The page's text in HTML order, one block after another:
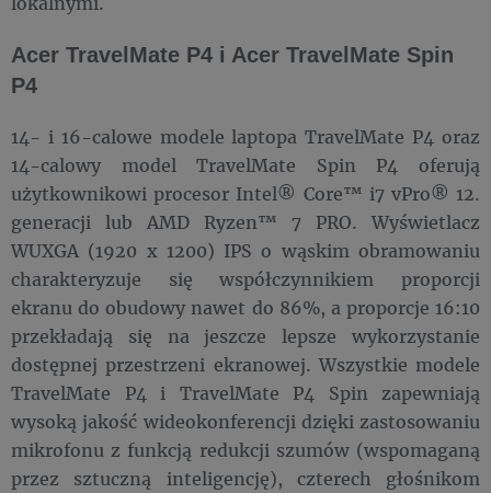
Acer TravelMate P4 i Acer TravelMate Spin
P4
14- i 16-calowe modele laptopa TravelMate P4 oraz
14-calowy model TravelMate Spin P4 oferują
użytkownikowi procesor Intel® Core™ i7 vPro® 12.
generacji lub AMD Ryzen™ 7 PRO. Wyświetlacz
WUXGA (1920 x 1200) IPS o wąskim obramowaniu
charakteryzuje się współczynnikiem proporcji
ekranu do obudowy nawet do 86%, a proporcje 16:10
przekładają się na jeszcze lepsze wykorzystanie
dostępnej przestrzeni ekranowej. Wszystkie modele
TravelMate P4 i TravelMate P4 Spin zapewniają
wysoką jakość wideokonferencji dzięki zastosowaniu
mikrofonu z funkcją redukcji szumów (wspomaganą
przez sztuczną inteligencję), czterech głośnikom